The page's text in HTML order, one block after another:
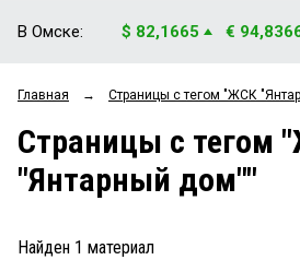
ОБЩЕСТВО
ЗАКОН
НОВОСТИ КОМПАНИЙ
ПРОИСШЕСТВИЯ
В Омске: $ 82,1665 €
Главная → Страницы c тегом "ЖСК
Страницы c тегом
"Янтарный дом""
Найден 1 материал